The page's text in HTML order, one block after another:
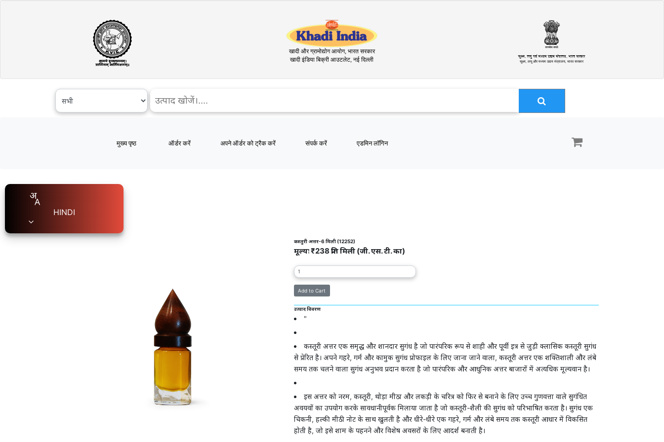
खादी और ग्रामोद्योग आयोग, भारत सरकार
खादी इंडिया बिक्री आउटलेट, नई दिल्ली
सूक्ष्म, लघु और मध्यम उद्यम मंत्रालय, भारत सरकार
मुख्य पृष्ठ ऑर्डर करें अपने ऑर्डर को ट्रैक करें संपर्क करें एडमिन लॉगिन
HINDI
कस्तुरी अत्तर-6 मिली (12252)
मूल्यः ₹238 प्रति मिली (जी. एस. टी. का)
उत्पाद विवरण
"
कस्तूरी अत्तर एक समृद्ध और शानदार सुगंध है जो पारंपरिक रूप से शाही और पूर्वी इत्र से जुड़ी क्लासिक कस्तूरी सुगंध
से प्रेरित है। अपने गहरे, गर्म और कामुक सुगंध प्रोफाइल के लिए जाना जाने वाला, कस्तूरी अत्तर एक शक्तिशाली और लंबे
समय तक चलने वाला सुगंध अनुभव प्रदान करता है जो पारंपरिक और आधुनिक अत्तर बाजारों में अत्यधिक मूल्यवान है।
इस अत्तर को नरम, कस्तूरी, थोड़ा मीठा और लकड़ी के चरित्र को फिर से बनाने के लिए उच्च गुणवत्ता वाले सुगंधित
अवयवों का उपयोग करके सावधानीपूर्वक मिलाया जाता है जो कस्तूरी-शैली की सुगंध को परिभाषित करता है। सुगंध एक
चिकनी, हल्की मीठी नोट के साथ खुलती है और धीरे-धीरे एक गहरे, गर्म और लंबे समय तक कस्तूरी आधार में विकसित
होती है, जो इसे शाम के पहनने और विशेष अवसरों के लिए आदर्श बनाती है।